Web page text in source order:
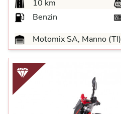
10 km
Benzin
Motomix SA, Manno (TI)